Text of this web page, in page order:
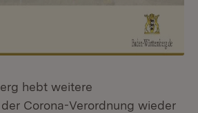
hebt weitere
Corona-Verordnung wieder